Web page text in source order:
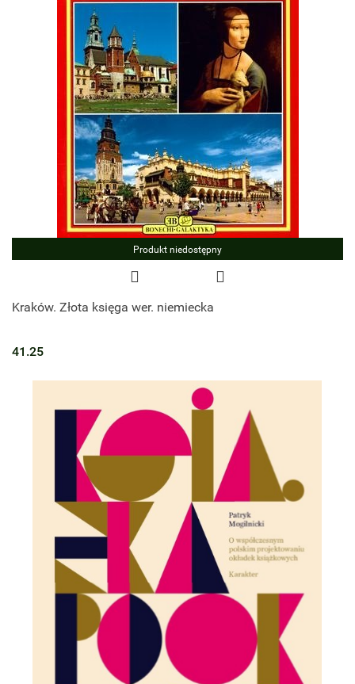
Produkt niedostępny
Kraków. Złota księga wer. niemiecka
41.25